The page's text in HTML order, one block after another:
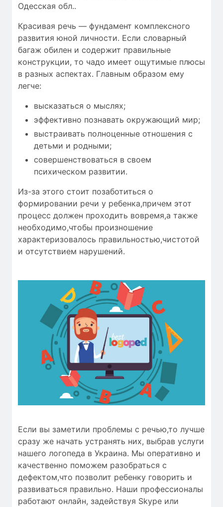
Одесская обл..
Красивая речь — фундамент комплексного
развития юной личности. Если словарный
багаж обилен и содержит правильные
конструкции, то чадо имеет ощутимые плюсы
в разных аспектах. Главным образом ему
легче:
высказаться о мыслях;
эффективно познавать окружающий мир;
выстраивать полноценные отношения с
детьми и родными;
совершенствоваться в своем
психическом развитии.
Из-за этого стоит позаботиться о
формировании речи у ребенка,причем этот
процесс должен проходить вовремя,а также
необходимо,чтобы произношение
характеризовалось правильностью,чистотой
и отсутствием нарушений.
Если вы заметили проблемы с речью,то лучше
сразу же начать устранять них, выбрав услуги
нашего логопеда в Украина. Мы оперативно и
качественно поможем разобраться с
дефектом,что позволит ребенку говорить и
развиваться правильно. Наши профессионалы
работают онлайн, задействуя Skype или